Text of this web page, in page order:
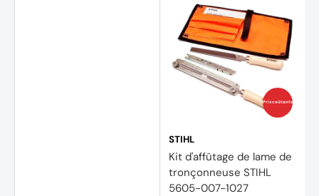
Prix coûtants
STIHL
Kit d'affûtage de lame de
tronçonneuse STIHL
5605-007-1027